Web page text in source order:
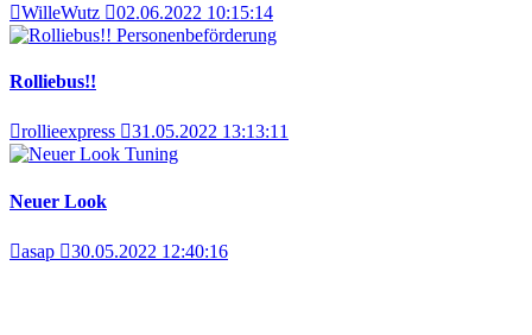
WilleWutz
02.06.2022 10:15:14
Personenbeförderung
Rolliebus!!
rollieexpress
31.05.2022 13:13:11
Tuning
Neuer Look
asap 30.05.2022 12:40:16